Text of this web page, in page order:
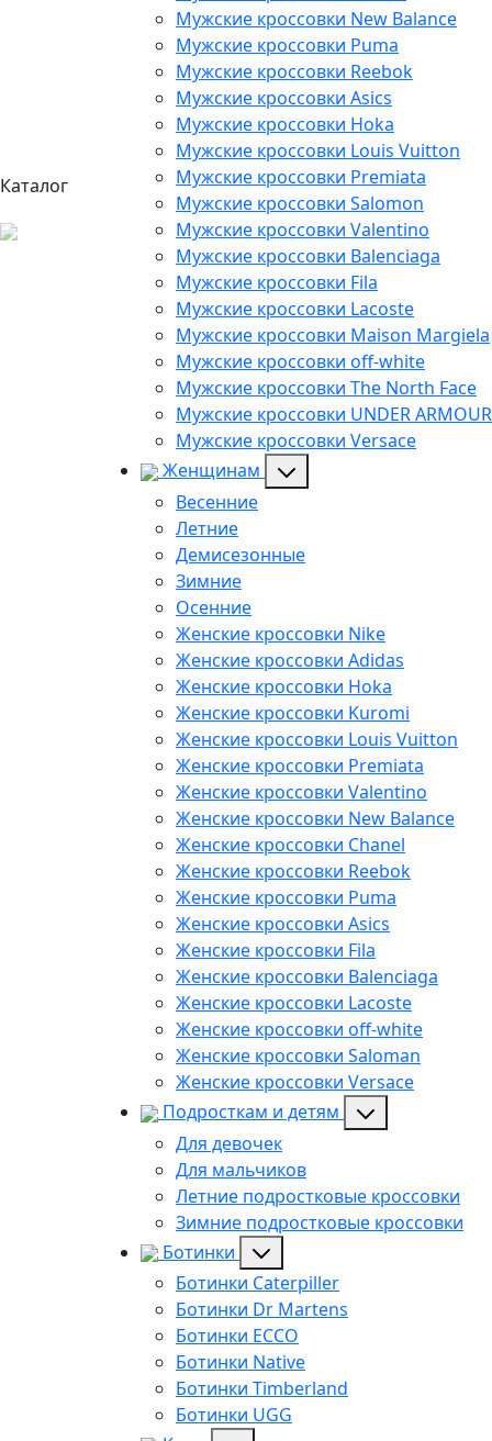
Каталог
Мужские кроссовки New Balance
Мужские кроссовки Puma
Мужские кроссовки Reebok
Мужские кроссовки Asics
Мужские кроссовки Hoka
Мужские кроссовки Louis Vuitton
Мужские кроссовки Premiata
Мужские кроссовки Salomon
Мужские кроссовки Valentino
Мужские кроссовки Balenciaga
Мужские кроссовки Fila
Мужские кроссовки Lacoste
Мужские кроссовки Maison Margiela
Мужские кроссовки off-white
Мужские кроссовки The North Face
Мужские кроссовки UNDER ARMOUR
Мужские кроссовки Versace
Женщинам
Весенние
Летние
Демисезонные
Зимние
Осенние
Женские кроссовки Nike
Женские кроссовки Adidas
Женские кроссовки Hoka
Женские кроссовки Kuromi
Женские кроссовки Louis Vuitton
Женские кроссовки Premiata
Женские кроссовки Valentino
Женские кроссовки New Balance
Женские кроссовки Chanel
Женские кроссовки Reebok
Женские кроссовки Puma
Женские кроссовки Asics
Женские кроссовки Fila
Женские кроссовки Balenciaga
Женские кроссовки Lacoste
Женские кроссовки off-white
Женские кроссовки Saloman
Женские кроссовки Versace
Подросткам и детям
Для девочек
Для мальчиков
Летние подростковые кроссовки
Зимние подростковые кроссовки
Ботинки
Ботинки Caterpiller
Ботинки Dr Martens
Ботинки ECCO
Ботинки Native
Ботинки Timberland
Ботинки UGG